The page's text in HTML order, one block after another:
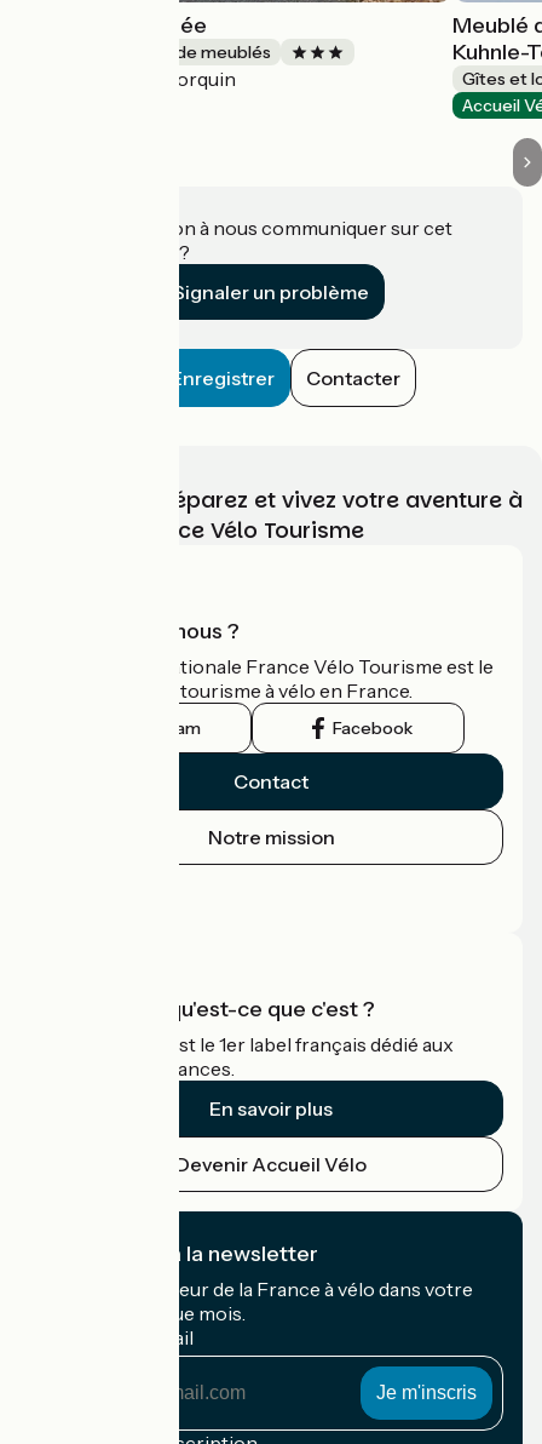
Gîte de la Bridolée
Gîtes et locations de meublés
Lorquin
Meublé
Kuhnle-
Gîtes et
Accueil
Une information à nous communiquer sur cet
établissement ?
Signaler un problème
Enregistrer Contacter
Choisissez, préparez et vivez votre aventure à
vélo avec France Vélo Tourisme
Qui sommes-nous ?
L'association nationale France Vélo Tourisme est le
guide officiel du tourisme à vélo en France.
Instagram Facebook
Contact
Notre mission
Accueil Vélo qu'est-ce que c'est ?
Accueil Vélo c'est le 1er label français dédié aux
cyclistes en vacances.
En savoir plus
Devenir Accueil Vélo
Je m'abonne à la newsletter
Recevez le meilleur de la France à vélo dans votre
boîte mail chaque mois.
Mon adresse mail